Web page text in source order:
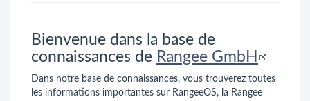
Bienvenue dans la base de
connaissances de Rangee GmbH
Dans notre base de connaissances, vous trouverez toutes
les informations importantes sur RangeeOS, la Rangee